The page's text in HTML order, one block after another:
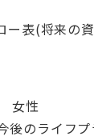
ー表(将来の
女性
後のライフ